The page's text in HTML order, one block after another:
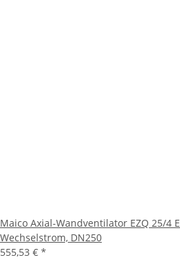
Maico Axial-Wandventilator EZQ 25/4
Wechselstrom, DN250
555,53 € *